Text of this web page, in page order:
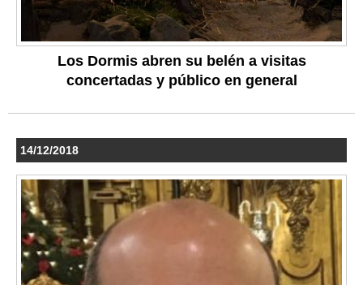
Los Dormis abren su belén a visitas
concertadas y público en general
14/12/2018